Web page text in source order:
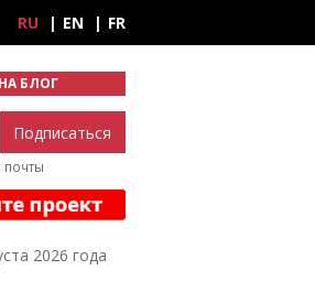
RU EN FR
БЛОГ
почты
2026 года